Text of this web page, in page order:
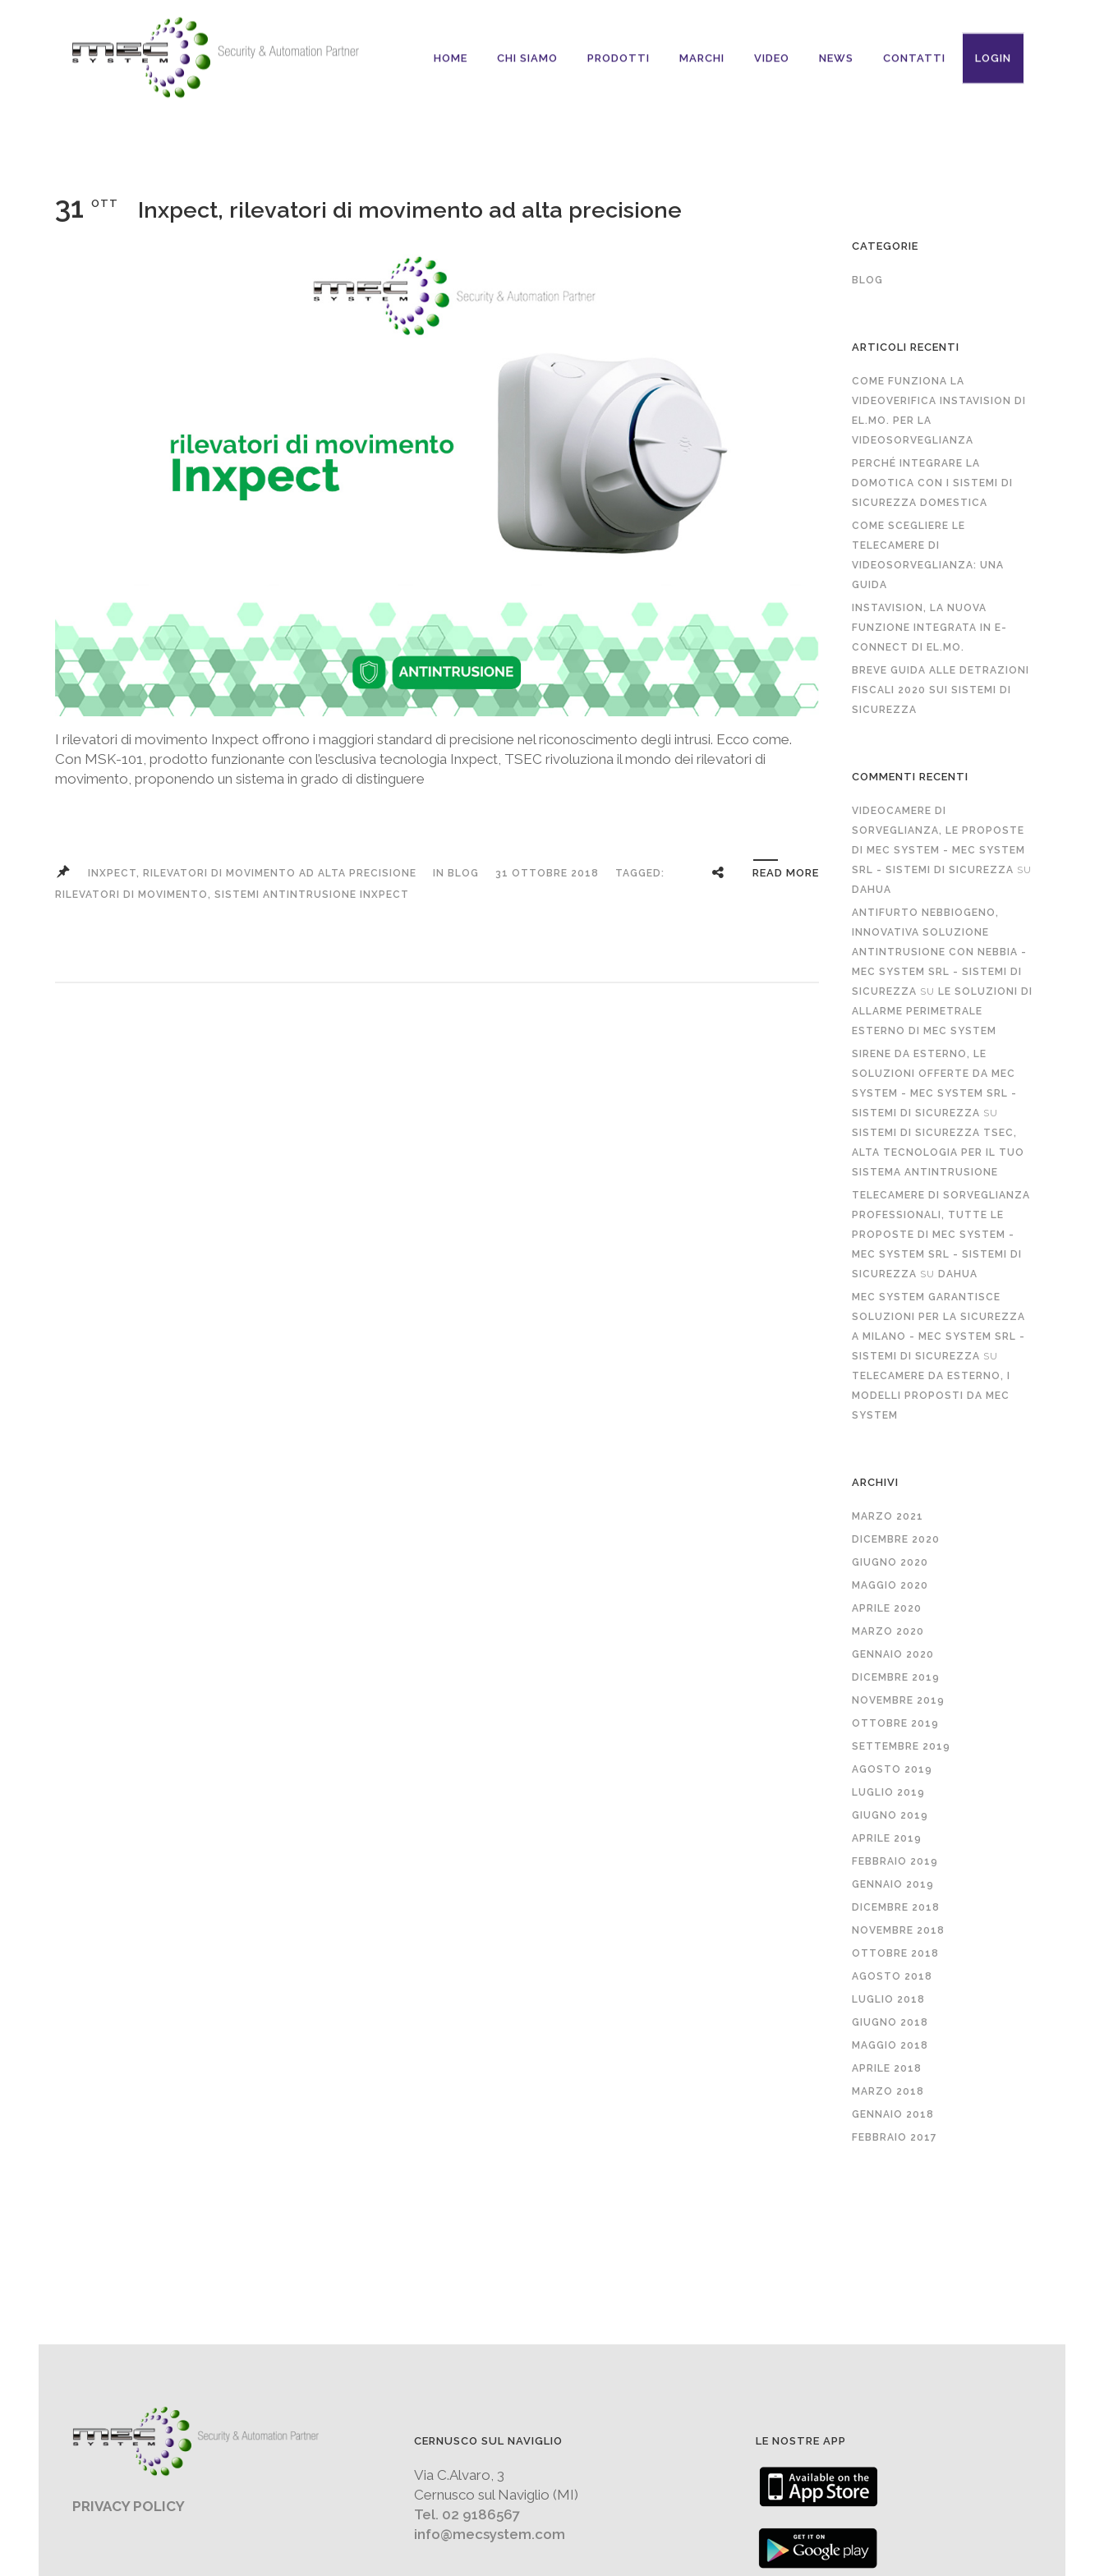
HOME CHI SIAMO PRODOTTI MARCHI VIDEO NEWS CONTATTI LOGIN
31 OTT Inxpect, rilevatori di movimento ad alta precisione
I rilevatori di movimento Inxpect offrono i maggiori standard di precisione nel riconoscimento degli intrusi. Ecco come.
Con MSK-101, prodotto funzionante con l’esclusiva tecnologia Inxpect, TSEC rivoluziona il mondo dei rilevatori di
movimento, proponendo un sistema in grado di distinguere
INXPECT, RILEVATORI DI MOVIMENTO AD ALTA PRECISIONE IN BLOG 31 OTTOBRE 2018
TAGGED:
RILEVATORI DI MOVIMENTO, SISTEMI ANTINTRUSIONE INXPECT
READ MORE
CATEGORIE
BLOG
ARTICOLI RECENTI
COME FUNZIONA LA
VIDEOVERIFICA INSTAVISION DI
EL.MO. PER LA
VIDEOSORVEGLIANZA
PERCHÉ INTEGRARE LA
DOMOTICA CON I SISTEMI DI
SICUREZZA DOMESTICA
COME SCEGLIERE LE
TELECAMERE DI
VIDEOSORVEGLIANZA: UNA
GUIDA
INSTAVISION, LA NUOVA
FUNZIONE INTEGRATA IN E-
CONNECT DI EL.MO.
BREVE GUIDA ALLE DETRAZIONI
FISCALI 2020 SUI SISTEMI DI
SICUREZZA
COMMENTI RECENTI
VIDEOCAMERE DI
SORVEGLIANZA, LE PROPOSTE
DI MEC SYSTEM - MEC SYSTEM
SRL - SISTEMI DI SICUREZZA SU
DAHUA
ANTIFURTO NEBBIOGENO,
INNOVATIVA SOLUZIONE
ANTINTRUSIONE CON NEBBIA -
MEC SYSTEM SRL - SISTEMI DI
SICUREZZA SU LE SOLUZIONI DI
ALLARME PERIMETRALE
ESTERNO DI MEC SYSTEM
SIRENE DA ESTERNO, LE
SOLUZIONI OFFERTE DA MEC
SYSTEM - MEC SYSTEM SRL -
SISTEMI DI SICUREZZA SU
SISTEMI DI SICUREZZA TSEC,
ALTA TECNOLOGIA PER IL TUO
SISTEMA ANTINTRUSIONE
TELECAMERE DI SORVEGLIANZA
PROFESSIONALI, TUTTE LE
PROPOSTE DI MEC SYSTEM -
MEC SYSTEM SRL - SISTEMI DI
SICUREZZA SU DAHUA
MEC SYSTEM GARANTISCE
SOLUZIONI PER LA SICUREZZA
A MILANO - MEC SYSTEM SRL -
SISTEMI DI SICUREZZA SU
TELECAMERE DA ESTERNO, I
MODELLI PROPOSTI DA MEC
SYSTEM
ARCHIVI
MARZO 2021
DICEMBRE 2020
GIUGNO 2020
MAGGIO 2020
APRILE 2020
MARZO 2020
GENNAIO 2020
DICEMBRE 2019
NOVEMBRE 2019
OTTOBRE 2019
SETTEMBRE 2019
AGOSTO 2019
LUGLIO 2019
GIUGNO 2019
APRILE 2019
FEBBRAIO 2019
GENNAIO 2019
DICEMBRE 2018
NOVEMBRE 2018
OTTOBRE 2018
AGOSTO 2018
LUGLIO 2018
GIUGNO 2018
MAGGIO 2018
APRILE 2018
MARZO 2018
GENNAIO 2018
FEBBRAIO 2017
PRIVACY POLICY
CERNUSCO SUL NAVIGLIO
Via C.Alvaro, 3
Cernusco sul Naviglio (MI)
Tel. 02 9186567
info@mecsystem.com
LE NOSTRE APP